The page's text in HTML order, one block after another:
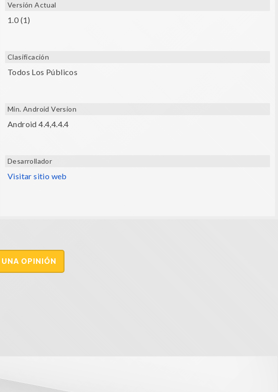
Versión Actual
1.0 (1)
Clasificación
Todos Los Públicos
Min. Android Version
Android 4.4,4.4.4
Desarrollador
Visitar sitio web
UNA OPINIÓN